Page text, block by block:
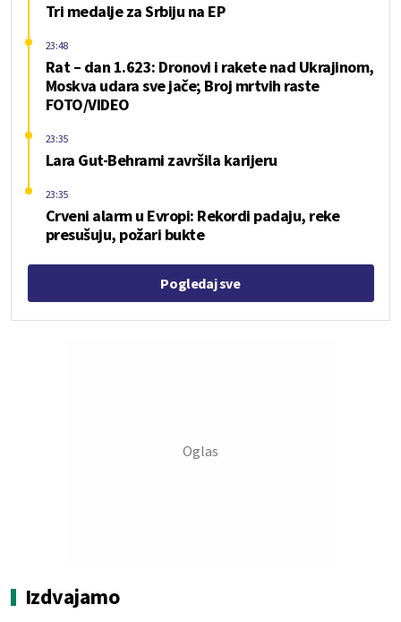
Tri medalje za Srbiju na EP
Rat – dan 1.623: Dronovi i rakete nad Ukrajinom,
Moskva udara sve jače; Broj mrtvih raste
FOTO/VIDEO
23:48
Lara Gut-Behrami završila karijeru
23:35
Crveni alarm u Evropi: Rekordi padaju, reke
presušuju, požari bukte
23:35
Pogledaj sve
Izdvajamo